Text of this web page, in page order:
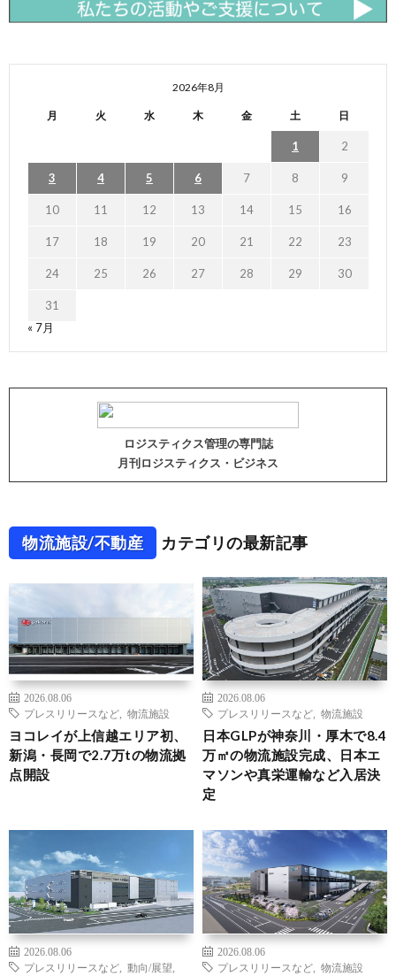
2026年8月
月 火 水 木 金 土 日
1 2
3 4 5 6 7 8 9
10 11 12 13 14 15 16
17 18 19 20 21 22 23
24 25 26 27 28 29 30
31
« 7月
ロジスティクス管理の専門誌
月刊ロジスティクス・ビジネス
物流施設/不動産 カテゴリの最新記事
2026.08.06
プレスリリースなど
物流施設
ヨコレイが上信越エリア初、
新潟・長岡で2.7万tの物流拠
点開設
2026.08.06
プレスリリースなど
物流施設
日本GLPが神奈川・厚木で8.4
万㎡の物流施設完成、日本エ
マソンや真栄運輸など入居決
定
2026.08.06
プレスリリースなど
動向/展望
2026.08.06
プレスリリースなど
物流施設